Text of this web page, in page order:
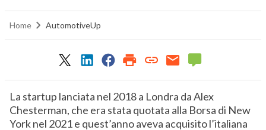
Home AutomotiveUp
La startup lanciata nel 2018 a Londra da Alex
Chesterman, che era stata quotata alla Borsa di New
York nel 2021 e quest’anno aveva acquisito l’italiana